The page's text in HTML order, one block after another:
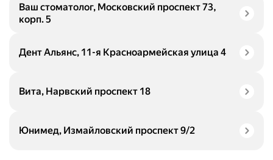
Ваш стоматолог, Московский проспект 73,
корп. 5
Дент Альянс, 11-я Красноармейская улица 4
Вита, Нарвский проспект 18
Юнимед, Измайловский проспект 9/2